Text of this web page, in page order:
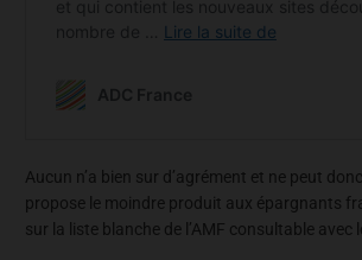
Aucun n’a bien sur d’agrément et ne peut
propose le moindre produit aux épargnants
sur la liste blanche de l’AMF consultable avec